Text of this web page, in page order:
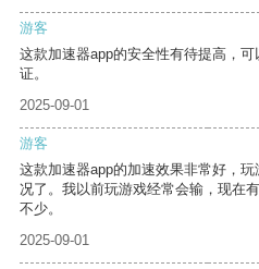
游客
这款加速器app的安全性有待提高，
证。
2025-09-01
游客
这款加速器app的加速效果非常好，
况了。我以前玩游戏经常会输，现在
不少。
2025-09-01